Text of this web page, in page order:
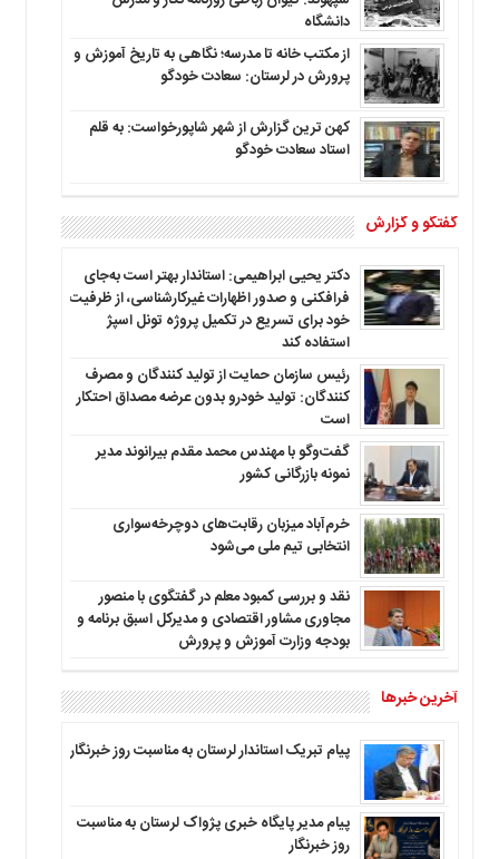
دانشگاه
از مکتب خانه تا مدرسه؛ نگاهی به تاریخ آموزش و
پرورش در لرستان: سعادت خودگو
کهن ترین گزارش از شهر شاپورخواست: به قلم
استاد سعادت خودگو
گفتگو و گزارش
دکتر یحیی ابراهیمی: استاندار بهتر است به‌جای
فرافکنی و صدور اظهارات غیرکارشناسی، از ظرفیت
خود برای تسریع در تکمیل پروژه تونل اسپژ
استفاده کند
رئیس سازمان حمایت از تولید کنندگان و مصرف
کنندگان: تولید خودرو بدون عرضه مصداق احتکار
است
گفت‌وگو با مهندس محمد مقدم بیرانوند مدیر
نمونه بازرگانی کشور
خرم‌آباد میزبان رقابت‌های دوچرخه‌سواری
انتخابی تیم ملی می‌شود
نقد و بررسی کمبود معلم در گفتگوی با منصور
مجاوری مشاور اقتصادی و مدیرکل اسبق برنامه و
بودجه وزارت آموزش و پرورش
آخرین خبرها
پیام تبریک استاندار لرستان به‌ مناسبت روز خبرنگار
پیام مدیر پایگاه خبری پژواک لرستان به مناسبت
روز خبرنگار